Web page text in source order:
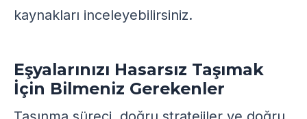
kaynakları inceleyebilirsiniz.
Eşyalarınızı Hasarsız Taşımak
İçin Bilmeniz Gerekenler